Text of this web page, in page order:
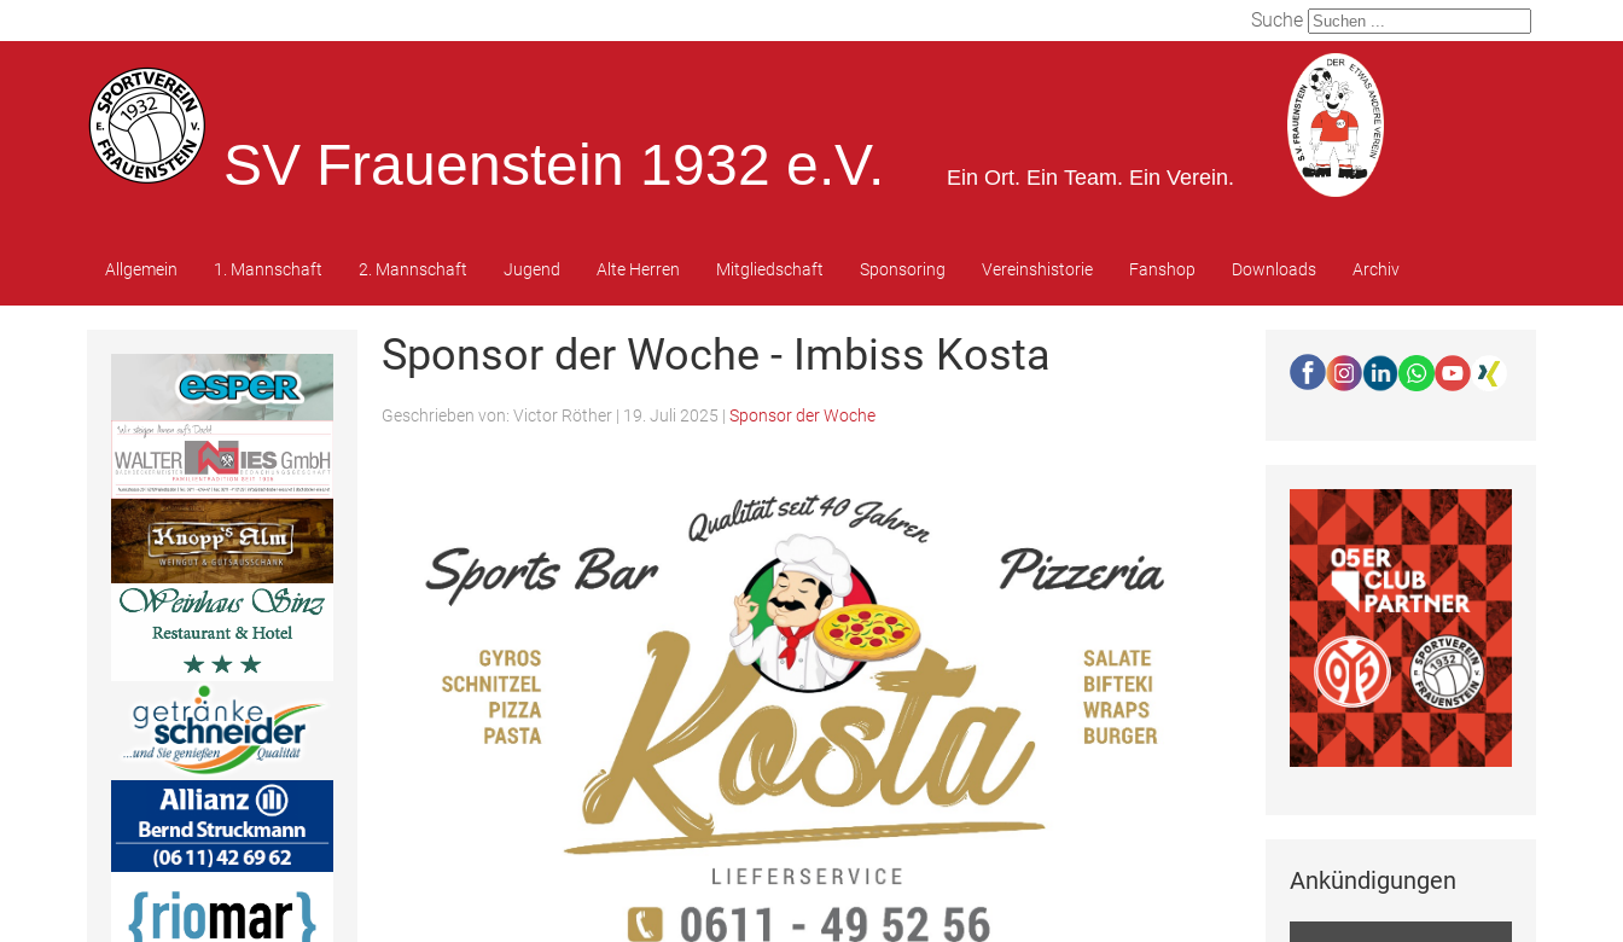
Suche
SV Frauenstein 1932 e.V. Ein Ort. Ein Team. Ein Verein.
Allgemein 1. Mannschaft 2. Mannschaft Jugend Alte Herren Mitgliedschaft Sponsoring Vereinshistorie Fanshop Downloads Archiv
Sponsor der Woche - Imbiss Kosta
Geschrieben von: Victor Röther | 19. Juli 2025 | Sponsor der Woche
Ankündigungen
ANKÜNDIGUNGEN